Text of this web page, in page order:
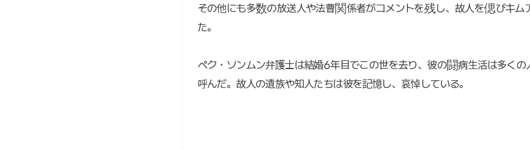
その他にも多数の放送人や法曹関係者がコメントを残し、故人を偲びキム
た。
ペク・ソンムン弁護士は結婚6年目でこの世を去り、彼の闘病生活は多く
呼んだ。故人の遺族や知人たちは彼を記憶し、哀悼している。